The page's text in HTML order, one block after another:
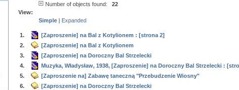
Number of objects found: 22
View:
Simple | Expanded
1. [Zaproszenie] na Bal z Kotylionem : [strona 2]
2.
[Zaproszenie] na Bal z Kotylionem
3.
[Zaproszenie] na Doroczny Bal Strzelecki
4.
Muzyka, Władysław, 1938, [Zaproszenie] na Doroczny Bal Strzelecki :
5.
[Zaproszenie na] Zabawę taneczną "Przebudzenie Wiosny"
6.
[Zaproszenie] na Doroczny Bal Strzelecki